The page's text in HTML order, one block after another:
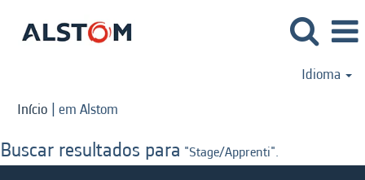
Idioma
Início | em Alstom
Buscar resultados para "Stage/Apprenti".